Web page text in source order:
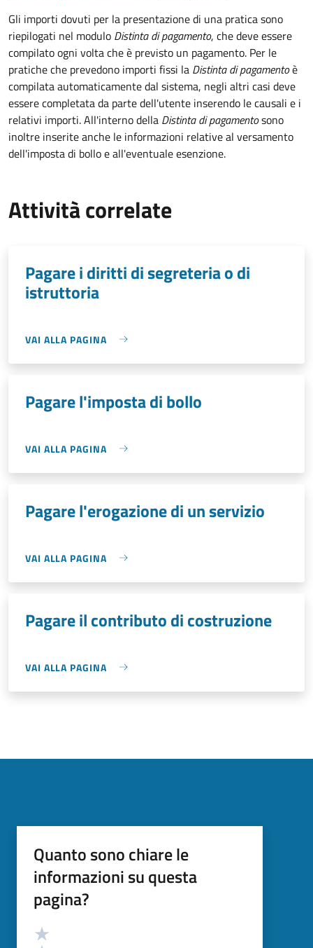
Gli importi dovuti per la presentazione di una pratica sono
riepilogati nel modulo Distinta di pagamento, che deve essere
compilato ogni volta che è previsto un pagamento. Per le
pratiche che prevedono importi fissi la Distinta di pagamentoè
compilata automaticamente dal sistema, negli altri casi deve
essere completata da parte dell'utente inserendo le causali e i
relativi importi.All'interno della Distinta di pagamentosono
inoltre inserite anche le informazioni relative al versamento
dell'imposta di bollo e all'eventuale esenzione.
Attività correlate
Pagare i diritti di segreteria o di
istruttoria
VAI ALLA PAGINA
Pagare l'imposta di bollo
VAI ALLA PAGINA
Pagare l'erogazione di un servizio
VAI ALLA PAGINA
Pagare il contributo di costruzione
VAI ALLA PAGINA
Quanto sono chiare le
informazioni su questa
pagina?
Valutazione